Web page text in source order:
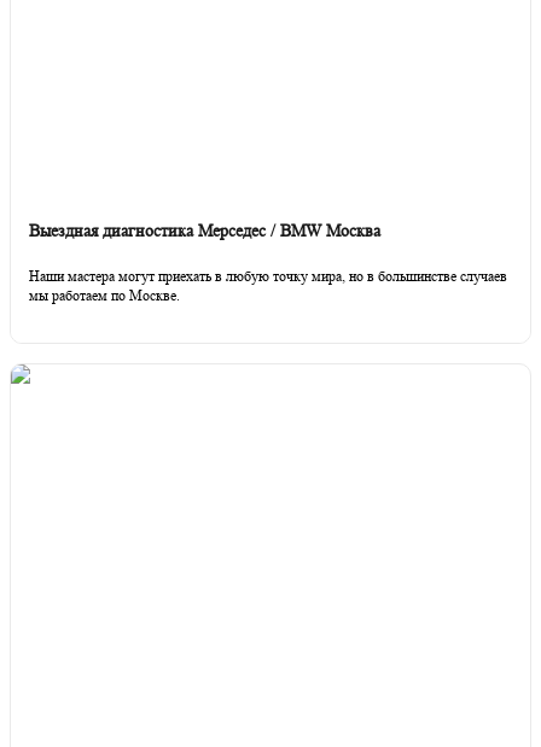
Выездная диагностика Мерседес / BMW Москва
Наши мастера могут приехать в любую точку мира, но в большинстве случаев
мы работаем по Москве.